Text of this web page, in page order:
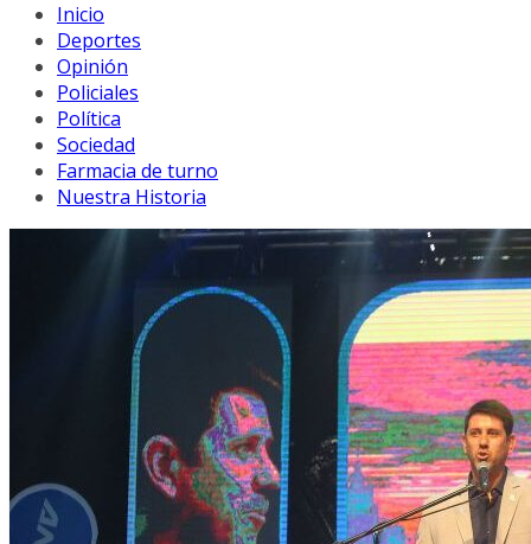
Inicio
Deportes
Opinión
Policiales
Política
Sociedad
Farmacia de turno
Nuestra Historia